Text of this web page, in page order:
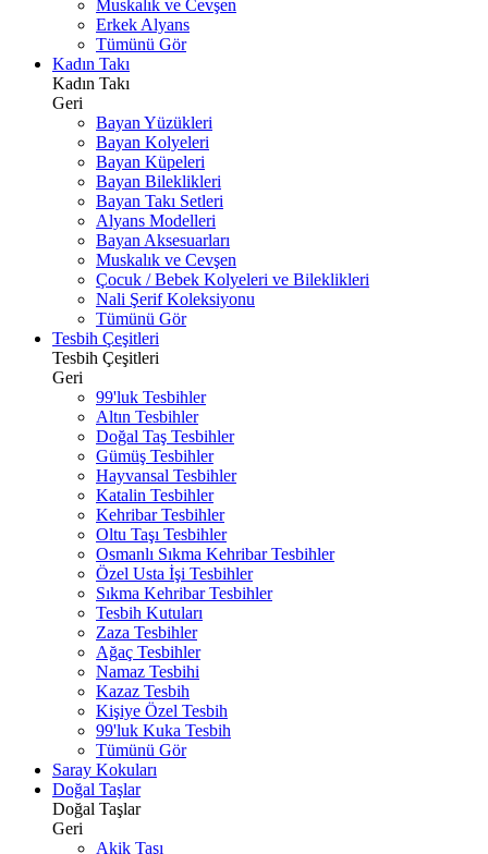
Muskalık ve Cevşen
Erkek Alyans
Tümünü Gör
Kadın Takı
Kadın Takı
Geri
Bayan Yüzükleri
Bayan Kolyeleri
Bayan Küpeleri
Bayan Bileklikleri
Bayan Takı Setleri
Alyans Modelleri
Bayan Aksesuarları
Muskalık ve Cevşen
Çocuk / Bebek Kolyeleri ve Bileklikleri
Nali Şerif Koleksiyonu
Tümünü Gör
Tesbih Çeşitleri
Tesbih Çeşitleri
Geri
99'luk Tesbihler
Altın Tesbihler
Doğal Taş Tesbihler
Gümüş Tesbihler
Hayvansal Tesbihler
Katalin Tesbihler
Kehribar Tesbihler
Oltu Taşı Tesbihler
Osmanlı Sıkma Kehribar Tesbihler
Özel Usta İşi Tesbihler
Sıkma Kehribar Tesbihler
Tesbih Kutuları
Zaza Tesbihler
Ağaç Tesbihler
Namaz Tesbihi
Kazaz Tesbih
Kişiye Özel Tesbih
99'luk Kuka Tesbih
Tümünü Gör
Saray Kokuları
Doğal Taşlar
Doğal Taşlar
Geri
Akik Taşı